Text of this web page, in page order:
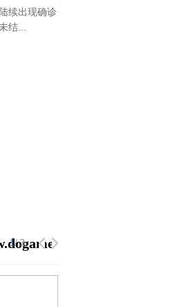
续出现确诊
结...
gushi/
1/ 3
1/ 3